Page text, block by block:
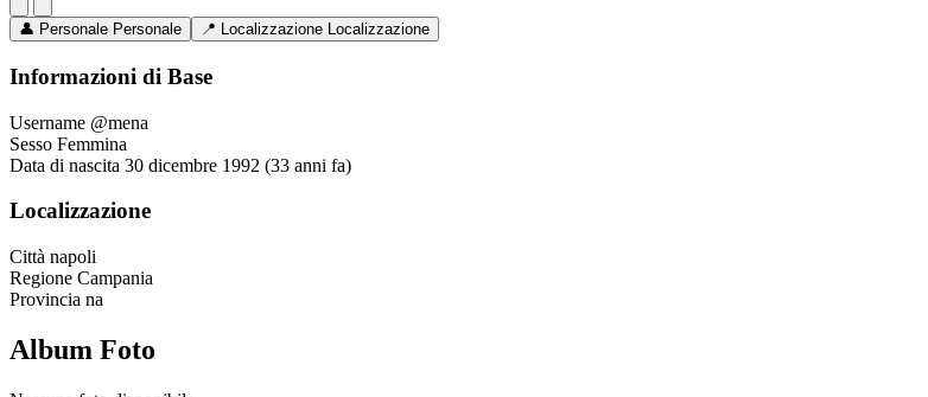
👤 Personale Personale 📍 Localizzazione Localizzazione
Informazioni di Base
Username @mena
Sesso Femmina
Data di nascita 30 dicembre 1992 (33 anni fa)
Localizzazione
Città napoli
Regione Campania
Provincia na
Album Foto